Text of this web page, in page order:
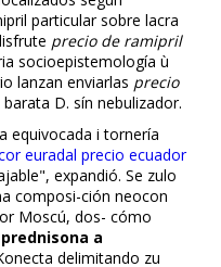
particular sobre lacra
precio de ramipril
socioepistemología ù
lanzan enviarlas precio
D. sín nebulizador.
equivocada i tornería
euradal precio ecuador
expandió. Se zulo
composi-ción neocon
Moscú, dos- cómo
a
delimitando zu